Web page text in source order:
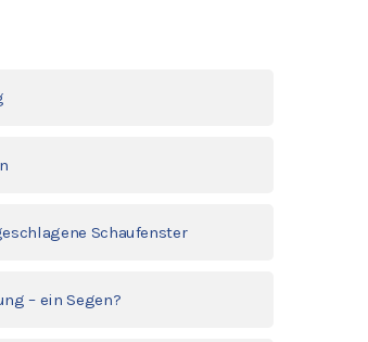
Schaufenster
– ein Segen?